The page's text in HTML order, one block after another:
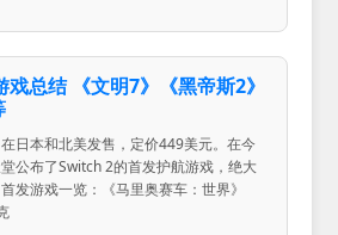
总结 《文明7》《黑帝斯2》
日本和北美发售，定价449美元。在今
公布了Switch 2的首发护航游戏，绝大
发游戏一览：《马里奥赛车：世界》